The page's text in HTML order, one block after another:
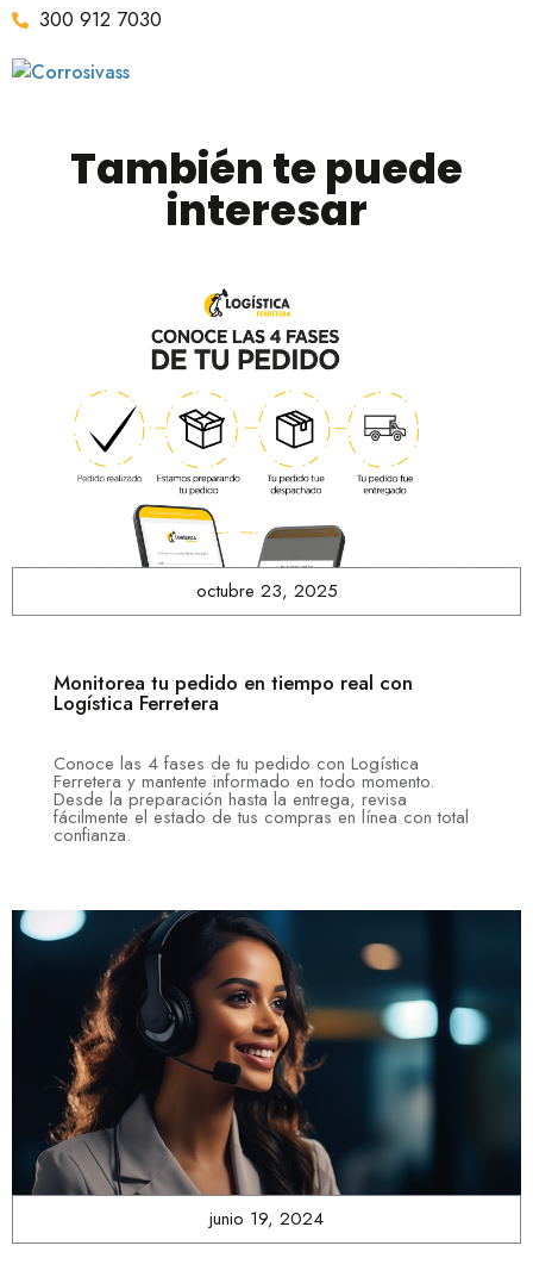
300 912 7030
También te puede
interesar
octubre 23, 2025
Monitorea tu pedido en tiempo real con
Logística Ferretera
Conoce las 4 fases de tu pedido con Logística
Ferretera y mantente informado en todo momento.
Desde la preparación hasta la entrega, revisa
fácilmente el estado de tus compras en línea con total
confianza.
junio 19, 2024